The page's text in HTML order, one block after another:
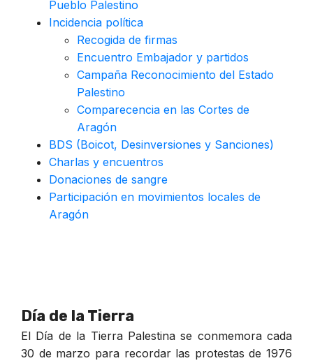
Pueblo Palestino
Incidencia política
Recogida de firmas
Encuentro Embajador y partidos
Campaña Reconocimiento del Estado
Palestino
Comparecencia en las Cortes de
Aragón
BDS (Boicot, Desinversiones y Sanciones)
Charlas y encuentros
Donaciones de sangre
Participación en movimientos locales de
Aragón
Día de la Tierra
El Día de la Tierra Palestina se conmemora cada
30 de marzo para recordar las protestas de 1976